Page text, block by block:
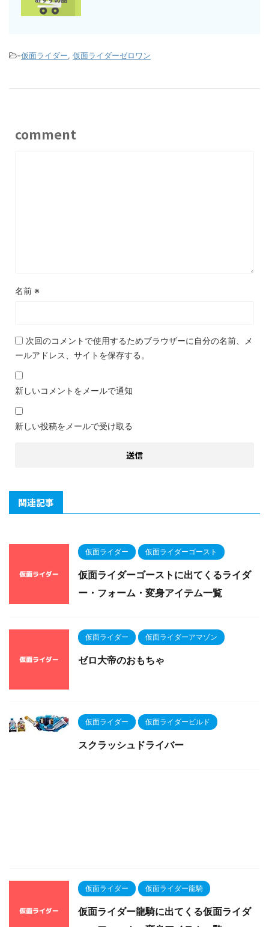
-仮面ライダー, 仮面ライダーゼロワン
comment
名前 ※
次回のコメントで使用するためブラウザーに自分の名前、メ
ールアドレス、サイトを保存する。
新しいコメントをメールで通知
新しい投稿をメールで受け取る
関連記事
仮面ライダー 仮面ライダーゴースト
仮面ライダーゴーストに出てくるライダ
ー・フォーム・変身アイテム一覧
仮面ライダー 仮面ライダーアマゾン
ゼロ大帝のおもちゃ
仮面ライダー 仮面ライダービルド
スクラッシュドライバー
仮面ライダー 仮面ライダー龍騎
仮面ライダー龍騎に出てくる仮面ライダ